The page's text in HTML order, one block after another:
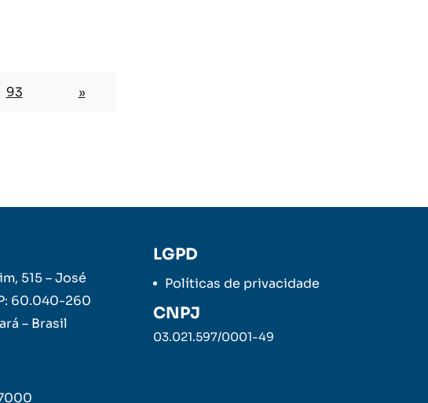
93 »
515 – José
60.040-260
– Brasil
LGPD
Políticas de privacidade
CNPJ
03.021.597/0001-49